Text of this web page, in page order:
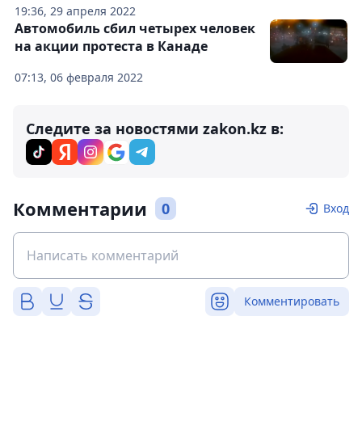
19:36, 29 апреля 2022
07:13, 06 февраля 2022
Автомобиль сбил четырех человек
на акции протеста в Канаде
Следите за новостями zakon.kz в:
Комментарии 0 Вход
Комментировать